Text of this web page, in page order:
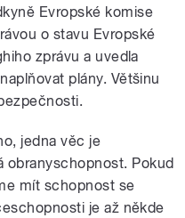
Evropské komise
o stavu Evropské
zprávu a uvedla
plány. Většinu
jedna věc je
obranyschopnost. Pokud
mít schopnost se
je až někde